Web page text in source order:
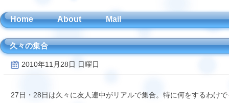
Home About Mail
久々の集合
2010年11月28日 日曜日
27日・28日は久々に友人連中がリアルで集合。特に何をするわけ